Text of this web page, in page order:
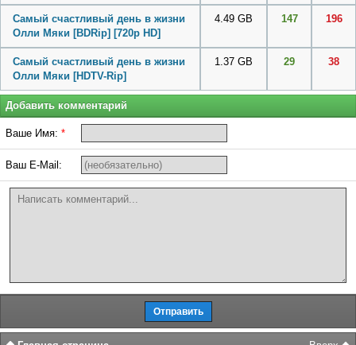
Самый счастливый день в жизни
Олли Мяки [BDRip] [720p HD]
4.49 GB 147 196
Самый счастливый день в жизни
Олли Мяки [HDTV-Rip]
1.37 GB 29 38
Добавить комментарий
Ваше Имя: *
Ваш E-Mail: